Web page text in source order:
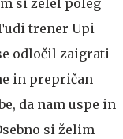
trener Upi
odločil zaigrati
in prepričan
da nam uspe in
si želim